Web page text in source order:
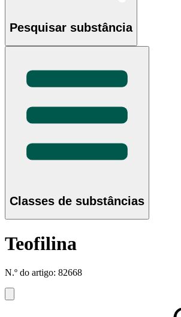
Pesquisar substância
Classes de substâncias
Teofilina
N.º do artigo: 82668